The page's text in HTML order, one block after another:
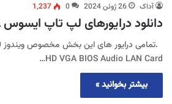
آداک 26 ژوئن 2024 0
1,237
دانلود درایورهای لپ تاپ ایسوس X541NA
HD VGA BIOS Audio LAN Card…
بیشتر بخوانید »